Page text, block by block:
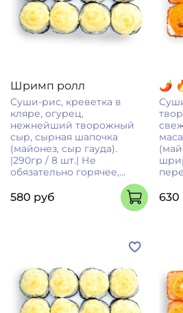
Шримп ролл
Суши-рис, креветка в
кляре, огурец,
нежнейший творожный
сыр, сырная шапочка
(майонез, сыр гауда).
|290гр / 8 шт.| Не
обязательно горячее,...
580 руб
🌶
630